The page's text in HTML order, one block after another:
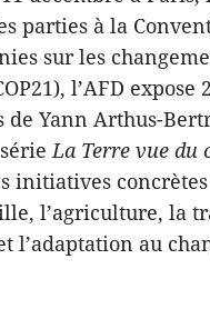
parties à la
sur les
l’AFD expose
de Yann Arthus-
sérieLa Terre vue du
initiatives
l’agriculture, la
l’adaptation au